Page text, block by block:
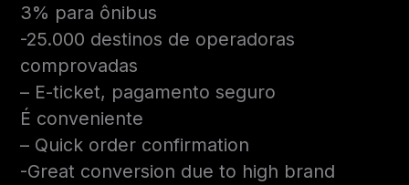
3% para ônibus
-25.000 destinos de operadoras
comprovadas
– E-ticket, pagamento seguro
É conveniente
– Quick order confirmation
-Great conversion due to high brand